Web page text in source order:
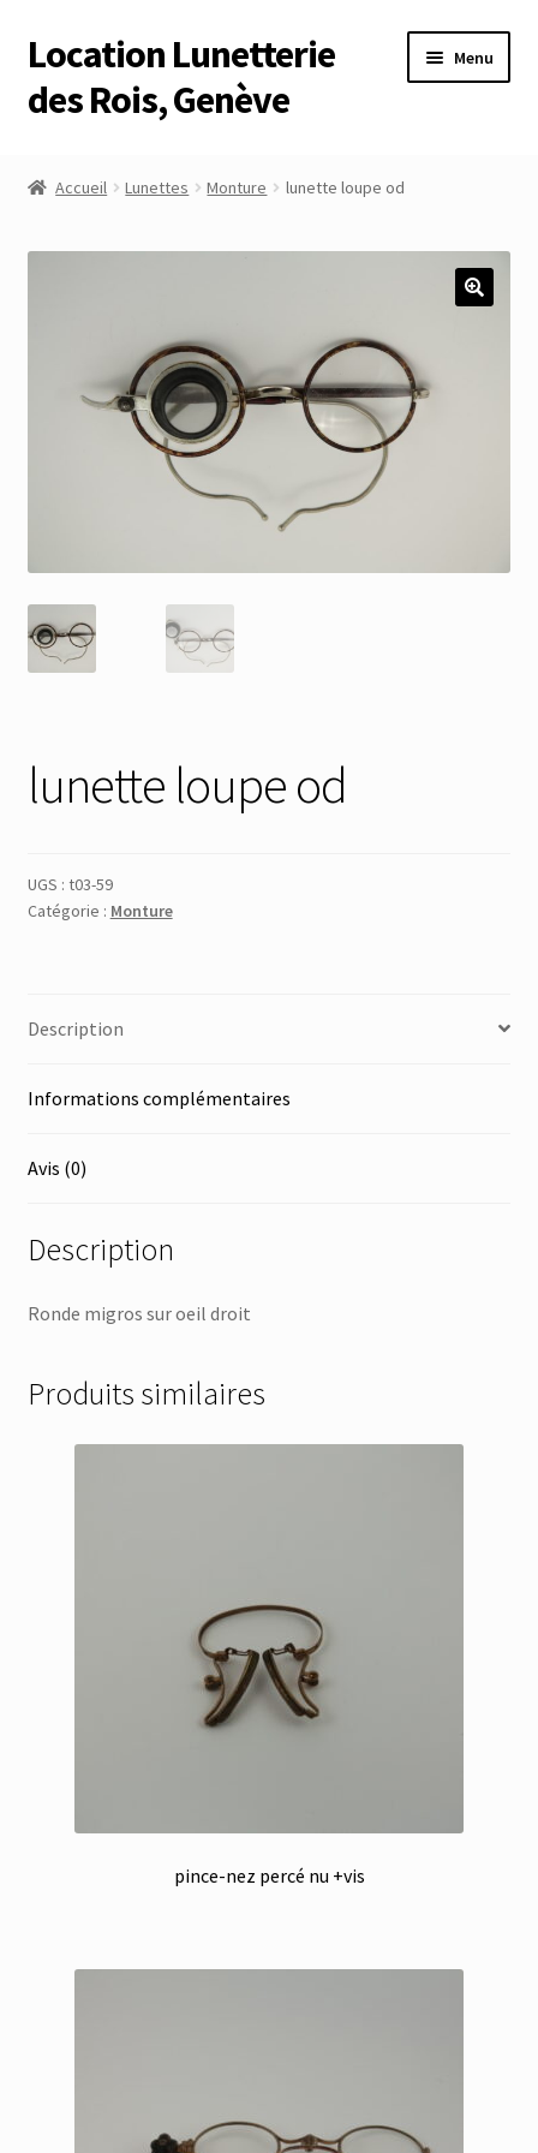
Aller
à
la
Aller
au
contenu
Location Lunetterie
des Rois, Genève
Menu
Compte
Membres
Mon Compte
Réinitialisation du mot de passe
Search Results
Accueil Lunettes Monture lunette loupe od
lunette loupe od
UGS : t03-59
Catégorie : Monture
Description
Informations complémentaires
Avis (0)
Description
Ronde migros sur oeil droit
Produits similaires
pince-nez percé nu +vis